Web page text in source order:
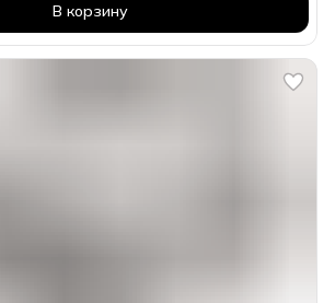
В корзину